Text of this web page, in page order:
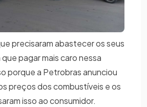
precisaram abastecer os seus
pagar mais caro nessa
porque a Petrobras anunciou
preços dos combustíveis e os
isso ao consumidor.